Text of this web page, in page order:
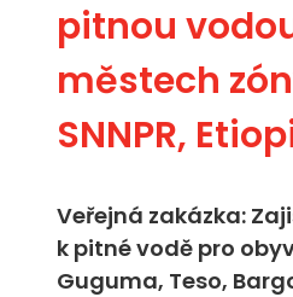
pitnou
městech
SNNPR,
Veřejná zakázka:
k pitné vodě pro
Guguma, Teso,